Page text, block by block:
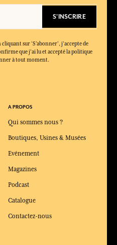
Bel Oranger ?
parfumée.
S'INSCRIRE
sur ‘S’abonner’, j'accepte de
que j'ai lu et accepté la politique
à tout moment.
A PROPOS
Qui sommes nous ?
Boutiques, Usines & Musées
Evénement
Magazines
Podcast
Catalogue
Contactez-nous